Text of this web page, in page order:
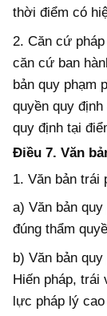
thời điểm có
2. Căn cứ
căn cứ ban
bản quy phạm
quyền quy
quy định tại
Điều 7. Văn
1. Văn bản trái
a) Văn bản
đúng thẩm
b) Văn bản
Hiến pháp, trái
lực pháp lý